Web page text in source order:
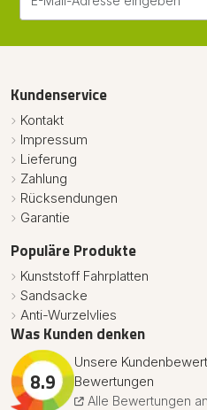
Kundenservice
Kontakt
Impressum
Lieferung
Zahlung
Rücksendungen
Garantie
Populäre Produkte
Kunststoff Fahrplatten
Sandsacke
Anti-Wurzelvlies
Was Kunden denken
8.9
Unsere
Bewertungen
Alle Bewertungen